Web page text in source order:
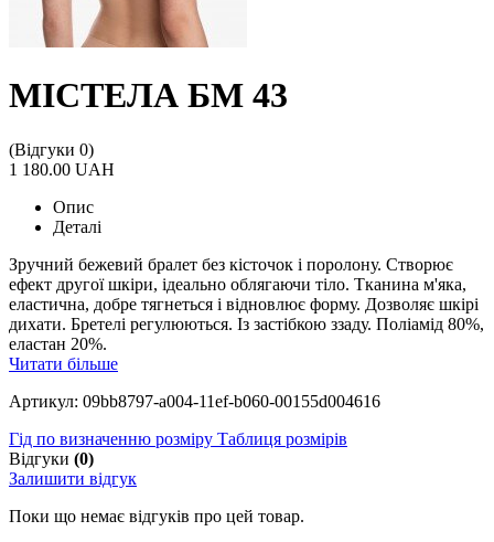
МІСТЕЛА БМ 43
(Відгуки 0)
1 180.00 UAH
Опис
Деталі
Зручний бежевий бралет без кісточок і поролону. Створює
ефект другої шкіри, ідеально облягаючи тіло. Тканина м'яка,
еластична, добре тягнеться і відновлює форму. Дозволяє шкірі
дихати. Бретелі регулюються. Із застібкою ззаду. Поліамід 80%,
еластан 20%.
Читати більше
Артикул: 09bb8797-a004-11ef-b060-00155d004616
Гід по визначенню розміру Таблиця розмірів
Відгуки (0)
Залишити відгук
Поки що немає відгуків про цей товар.